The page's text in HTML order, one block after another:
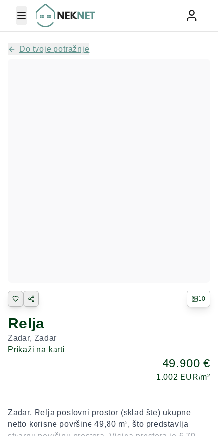
Toggle Menu
Do tvoje potražnje
10
Relja
Zadar, Zadar
Prikaži na karti
49.900 €
1.002 EUR/m²
Zadar, Relja poslovni prostor (skladište) ukupne
netto korisne površine 49,80 m², što predstavlja